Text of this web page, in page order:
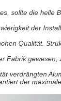
sollte die helle
der
Qualität.
Fabrik gewesen,
verdrängten
der